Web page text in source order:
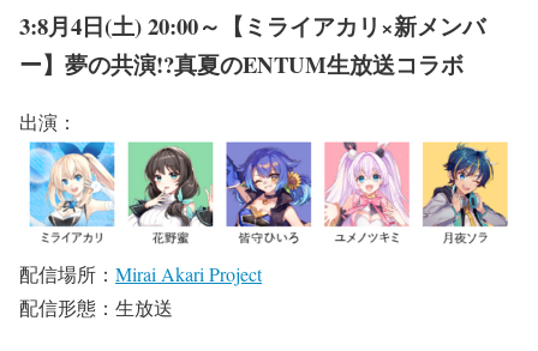
3:8月4日(土) 20:00～【ミライアカリ×新メンバ
ー】夢の共演!?真夏のENTUM生放送コラボ
出演：
配信場所： Mirai Akari Project
配信形態：生放送